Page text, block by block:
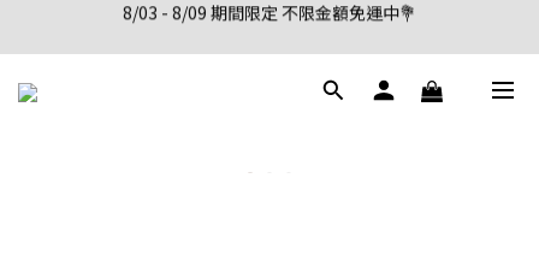
新會員註冊首購享95折優惠
新會員註冊首購享95折優惠